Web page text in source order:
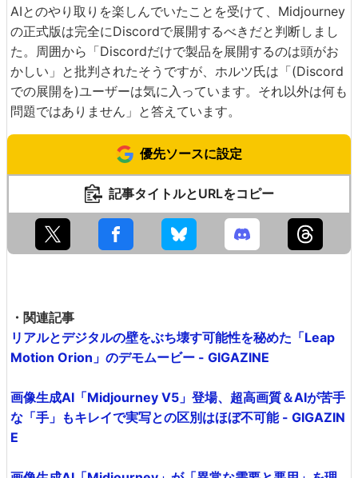
AIとのやり取りを楽しんでいたことを受けて、Midjourney
の正式版は完全にDiscordで展開するべきだと判断しまし
た。周囲から「Discordだけで製品を展開するのは頭がお
かしい」と批判されたそうですが、ホルツ氏は「(Discord
での展開を)ユーザーは気に入っています。それ以外は何も
問題ではありません」と答えています。
優先ソースに設定
記事タイトルとURLをコピー
・関連記事
リアルとデジタルの壁をぶち壊す可能性を秘めた「Leap
Motion Orion」のデモムービー - GIGAZINE
画像生成AI「Midjourney V5」登場、超高画質＆AIが苦手
な「手」もキレイで実写との区別はほぼ不可能 - GIGAZIN
E